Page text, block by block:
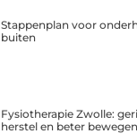
Stappenplan voor
buiten
Fysiotherapie Zwolle:
herstel en beter bewegen